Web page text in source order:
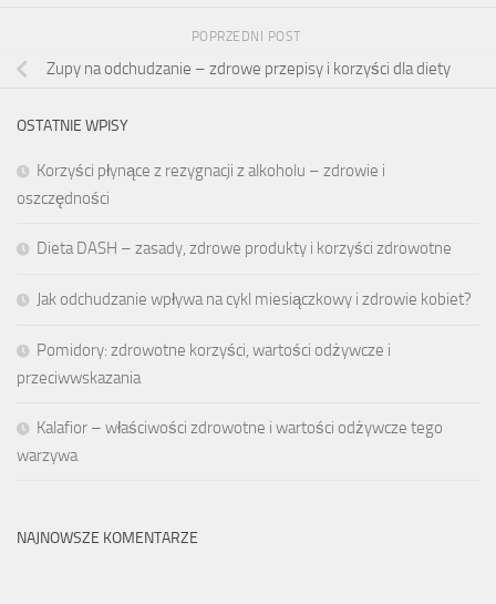
POPRZEDNI POST
Zupy na odchudzanie – zdrowe przepisy i korzyści dla diety
OSTATNIE WPISY
Korzyści płynące z rezygnacji z alkoholu – zdrowie i
oszczędności
Dieta DASH – zasady, zdrowe produkty i korzyści zdrowotne
Jak odchudzanie wpływa na cykl miesiączkowy i zdrowie kobiet?
Pomidory: zdrowotne korzyści, wartości odżywcze i
przeciwwskazania
Kalafior – właściwości zdrowotne i wartości odżywcze tego
warzywa
NAJNOWSZE KOMENTARZE